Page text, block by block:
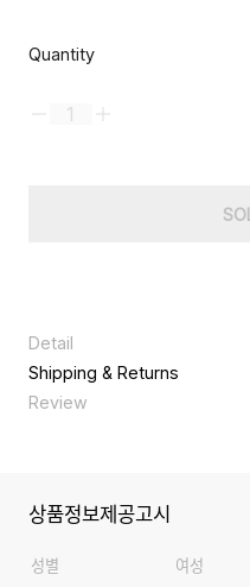
Quantity
Detail
길이 조절 스트랩으로 연출 가
Wavy Blue 컬러의 야광이 포인
드 퍼퓸으로 손과 바디에 사용 가
Shipping & Returns
Review
상품정보제공고시
성별
여성